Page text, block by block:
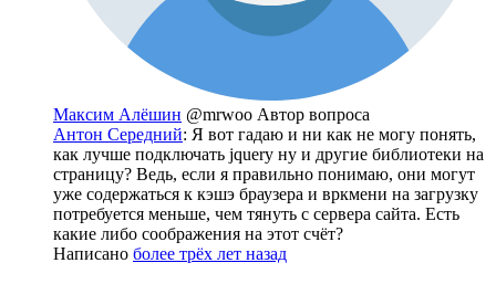
Максим Алёшин @mrwoo Автор вопроса
Антон Середний: Я вот гадаю и ни как не могу понять,
как лучше подключать jquery ну и другие библиотеки на
страницу? Ведь, если я правильно понимаю, они могут
уже содержаться к кэшэ браузера и вркмени на загрузку
потребуется меньше, чем тянуть с сервера сайта. Есть
какие либо соображения на этот счёт?
Написано более трёх лет назад